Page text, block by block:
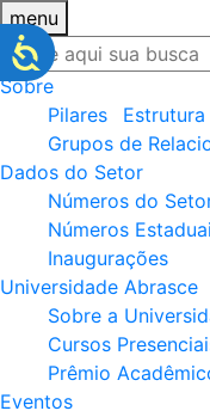
menu
Sobre
Pilares
Estrutura
Grupos de
Dados do Setor
Números do
Números
Inaugurações
Universidade Abrasce
Sobre a
Cursos
Prêmio
Eventos